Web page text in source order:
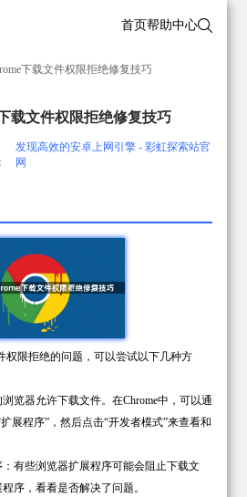
首页帮助中心
下载文件权限拒绝修复技巧
载文件权限拒绝修复技巧
发现高效的安卓上网引擎 - 彩虹探索站官
网
权限拒绝的问题，可以尝试以下几种方
览器允许下载文件。在Chrome中，可以通
展程序”，然后点击“开发者模式”来查看和
有些浏览器扩展程序可能会阻止下载文
序，看看是否解决了问题。